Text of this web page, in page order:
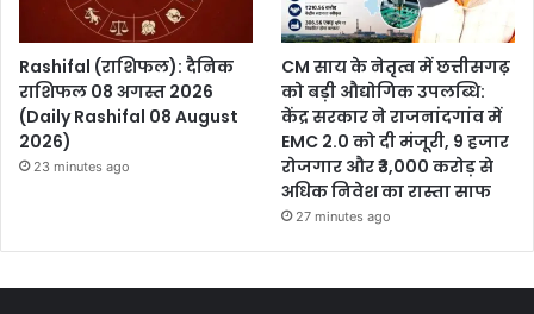
Rashifal (राशिफल): दैनिक
राशिफल 08 अगस्त 2026
(Daily Rashifal 08 August
2026)
23 minutes ago
CM साय के नेतृत्व में छत्तीसगढ़
को बड़ी औद्योगिक उपलब्धि:
केंद्र सरकार ने राजनांदगांव में
EMC 2.0 को दी मंजूरी, 9 हजार
रोजगार और ₹3,000 करोड़ से
अधिक निवेश का रास्ता साफ
27 minutes ago